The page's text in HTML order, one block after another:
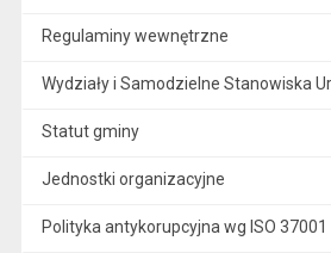
Regulaminy wewnętrzne
Wydziały i Samodzielne Stanowiska
Statut gminy
Jednostki organizacyjne
Polityka antykorupcyjna wg ISO 37001